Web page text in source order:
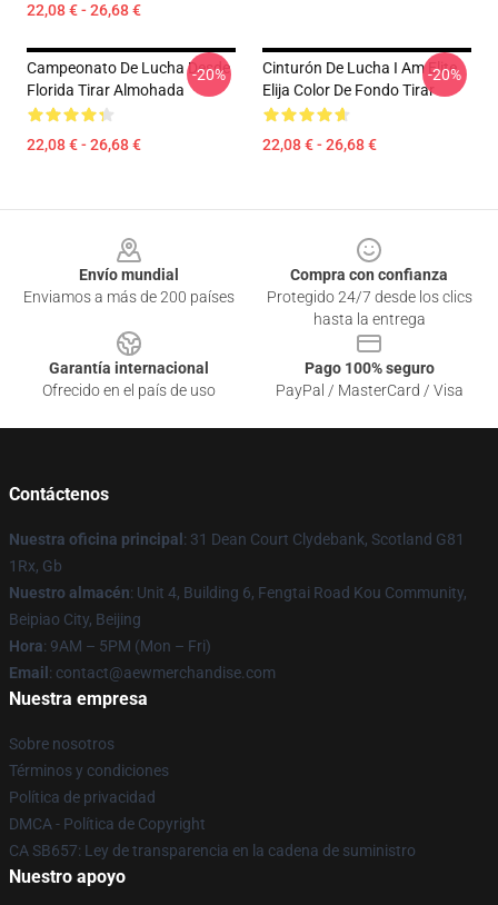
22,08 € - 26,68 €
Campeonato De Lucha Desde
Florida Tirar Almohada
22,08 € - 26,68 €
-20%
Cinturón De Lucha I Am Elite
Elija Color De Fondo Tirar
22,08 € - 26,68 €
-20%
Envío mundial
Enviamos a más de 200 países
Compra con confianza
Protegido 24/7 desde los clics
hasta la entrega
Garantía internacional
Ofrecido en el país de uso
Pago 100% seguro
PayPal / MasterCard / Visa
Contáctenos
Nuestra oficina principal : 31 Dean Court Clydebank, Scotland G81
1Rx, Gb
Nuestro almacén: Unit 4, Building 6, Fengtai Road Kou Community,
Beipiao City, Beijing
Hora: 9AM – 5PM (Mon – Fri)
Email : contact@aewmerchandise.com
Nuestra empresa
Sobre nosotros
Términos y condiciones
Política de privacidad
DMCA - Política de Copyright
CA SB657: Ley de transparencia en la cadena de suministro
Nuestro apoyo